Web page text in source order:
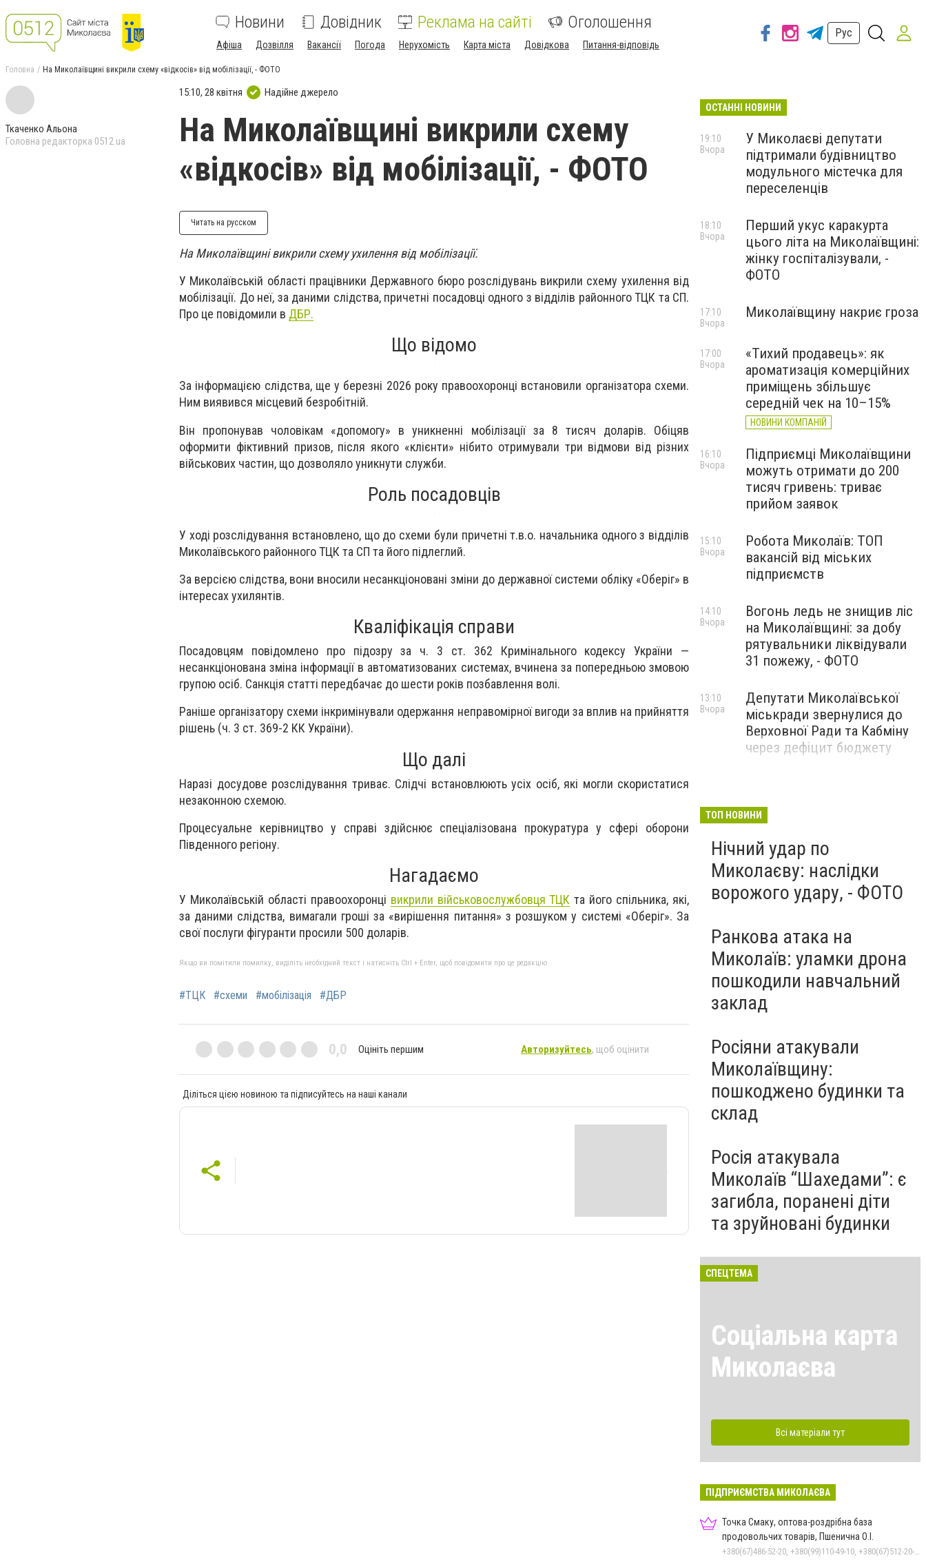
Новини Довідник Реклама на сайті Оголошення
Афіша Дозвілля Вакансії Погода Нерухомість Карта міста Довідкова Питання-відповідь
Рус
Головна На Миколаївщині викрили схему «відкосів» від мобілізації, - ФОТО
Ткаченко Альона
Головна редакторка 0512.ua
15:10, 28 квітня Надійне джерело
На Миколаївщині викрили схему
«відкосів» від мобілізації, - ФОТО
Читать на русском
На Миколаївщині викрили схему ухилення від мобілізації.
У Миколаївській області працівники Державного бюро розслідувань викрили схему ухилення від
мобілізації. До неї, за даними слідства, причетні посадовці одного з відділів районного ТЦК та СП.
Про це повідомили в ДБР.
Що відомо
За інформацією слідства, ще у березні 2026 року правоохоронці встановили організатора схеми.
Ним виявився місцевий безробітній.
Він пропонував чоловікам «допомогу» в уникненні мобілізації за 8 тисяч доларів. Обіцяв
оформити фіктивний призов, після якого «клієнти» нібито отримували три відмови від різних
військових частин, що дозволяло уникнути служби.
Роль посадовців
У ході розслідування встановлено, що до схеми були причетні т.в.о. начальника одного з відділів
Миколаївського районного ТЦК та СП та його підлеглий.
За версією слідства, вони вносили несанкціоновані зміни до державної системи обліку «Оберіг» в
інтересах ухилянтів.
Кваліфікація справи
Посадовцям повідомлено про підозру за ч. 3 ст. 362 Кримінального кодексу України —
несанкціонована зміна інформації в автоматизованих системах, вчинена за попередньою змовою
групою осіб. Санкція статті передбачає до шести років позбавлення волі.
Раніше організатору схеми інкримінували одержання неправомірної вигоди за вплив на прийняття
рішень (ч. 3 ст. 369-2 КК України).
Що далі
Наразі досудове розслідування триває. Слідчі встановлюють усіх осіб, які могли скористатися
незаконною схемою.
Процесуальне керівництво у справі здійснює спеціалізована прокуратура у сфері оборони
Південного регіону.
Нагадаємо
У Миколаївській області правоохоронці викрили військовослужбовця ТЦК та його спільника, які,
за даними слідства, вимагали гроші за «вирішення питання» з розшуком у системі «Оберіг». За
свої послуги фігуранти просили 500 доларів.
Якщо ви помітили помилку, виділіть необхідний текст і натисніть Ctrl + Enter, щоб повідомити про це редакцію
#ТЦК #схеми #мобілізація #ДБР
0,0 Оцініть першим Авторизуйтесь, щоб оцінити
Діліться цією новиною та підписуйтесь на наші канали
ОСТАННІ НОВИНИ
У Миколаєві депутати
підтримали будівництво
модульного містечка для
переселенців
19:10
Вчора
Перший укус каракурта
цього літа на Миколаївщині:
жінку госпіталізували, -
ФОТО
18:10
Вчора
Миколаївщину накриє гроза
17:10
Вчора
«Тихий продавець»: як
ароматизація комерційних
приміщень збільшує
середній чек на 10–15%
НОВИНИ КОМПАНІЙ
17:00
Вчора
Підприємці Миколаївщини
можуть отримати до 200
тисяч гривень: триває
прийом заявок
16:10
Вчора
Робота Миколаїв: ТОП
вакансій від міських
підприємств
15:10
Вчора
Вогонь ледь не знищив ліс
на Миколаївщині: за добу
рятувальники ліквідували
31 пожежу, - ФОТО
14:10
Вчора
Депутати Миколаївської
міськради звернулися до
Верховної Ради та Кабміну
через дефіцит бюджету
13:10
Вчора
ТОП НОВИНИ
Нічний удар по
Миколаєву: наслідки
ворожого удару, - ФОТО
Ранкова атака на
Миколаїв: уламки дрона
пошкодили навчальний
заклад
Росіяни атакували
Миколаївщину:
пошкоджено будинки та
склад
Росія атакувала
Миколаїв “Шахедами”: є
загибла, поранені діти
та зруйновані будинки
СПЕЦТЕМА
Соціальна карта
Миколаєва
Всі матеріали тут
ПІДПРИЄМСТВА МИКОЛАЄВА
Точка Смаку, оптова-роздрібна база
продовольчих товарів, Пшенична О.І.